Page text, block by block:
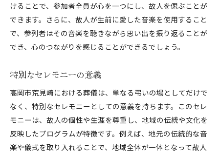
けることで、参加者全員が心を一つにし、故人を偲ぶことが
できます。さらに、故人が生前に愛した音楽を使用すること
で、参列者はその音楽を聴きながら思い出を振り返ることが
でき、心のつながりを感じることができるでしょう。
特別なセレモニーの意義
高岡市荒見崎における葬儀は、単なる弔いの場としてだけで
なく、特別なセレモニーとしての意義を持ちます。このセレ
モニーは、故人の個性や生涯を尊重し、地域の伝統や文化を
反映したプログラムが特徴です。例えば、地元の伝統的な音
楽や儀式を取り入れることで、地域全体が一体となって故人